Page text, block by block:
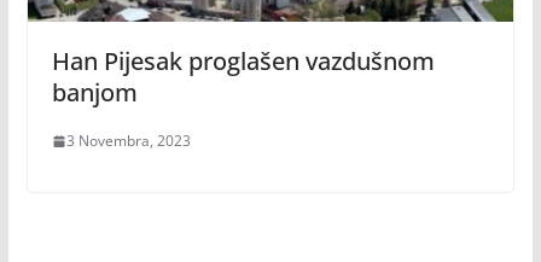
Han Pijesak proglašen vazdušnom
banjom
3 Novembra, 2023